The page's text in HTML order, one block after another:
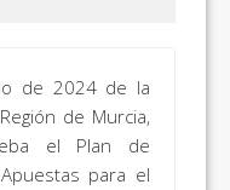
de 2024 de la
de Murcia,
el Plan de
para el